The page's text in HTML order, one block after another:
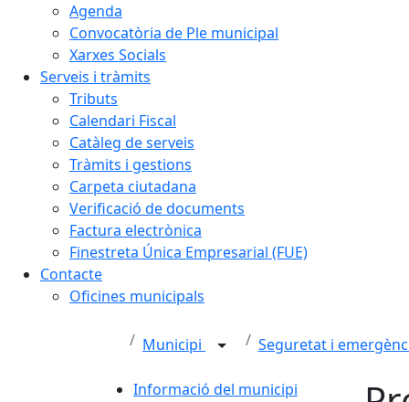
Agenda
Convocatòria de Ple municipal
Xarxes Socials
Serveis i tràmits
Tributs
Calendari Fiscal
Catàleg de serveis
Tràmits i gestions
Carpeta ciutadana
Verificació de documents
Factura electrònica
Finestreta Única Empresarial (FUE)
Contacte
Oficines municipals
Municipi Seguretat i
Informació del municipi